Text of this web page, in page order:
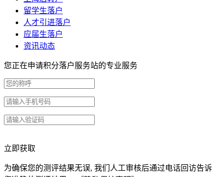
留学生落户
人才引进落户
应届生落户
资讯动态
您正在申请积分落户服务站的专业服务
立即获取
为确保您的测评结果无误, 我们人工审核后通过电话回访告诉